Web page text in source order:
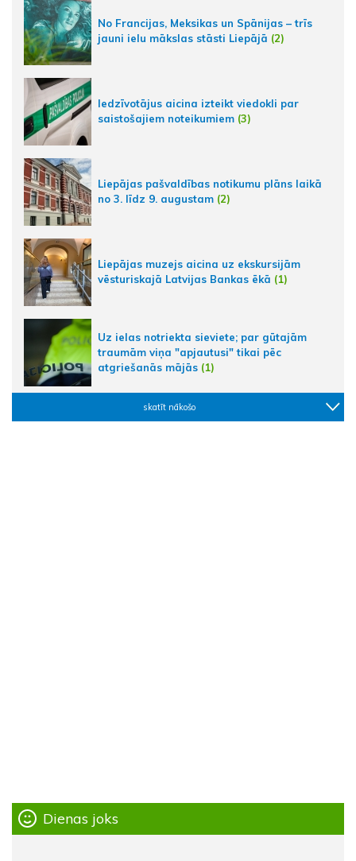
No Francijas, Meksikas un Spānijas – trīs
jauni ielu mākslas stāsti Liepājā (2)
Iedzīvotājus aicina izteikt viedokli par
saistošajiem noteikumiem (3)
Liepājas pašvaldības notikumu plāns laikā
no 3. līdz 9. augustam (2)
Liepājas muzejs aicina uz ekskursijām
vēsturiskajā Latvijas Bankas ēkā (1)
Uz ielas notriekta sieviete; par gūtajām
traumām viņa "apjautusi" tikai pēc
atgriešanās mājās (1)
skatīt nākošo
Dienas joks